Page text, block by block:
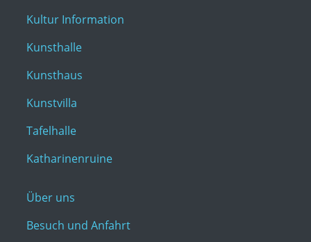
Kultur Information
Kunsthalle
Kunsthaus
Kunstvilla
Tafelhalle
Katharinenruine
Über uns
Besuch und Anfahrt